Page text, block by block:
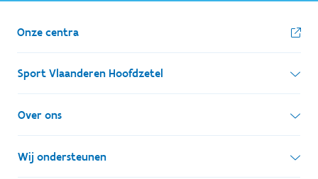
Onze centra
Sport Vlaanderen Hoofdzetel
Simon Bolivarlaan 17
1000 Brussel
Ondernemingsnummer: BE 0248.142.826
Over ons
Wie zijn we, wat doen we
Wij ondersteunen